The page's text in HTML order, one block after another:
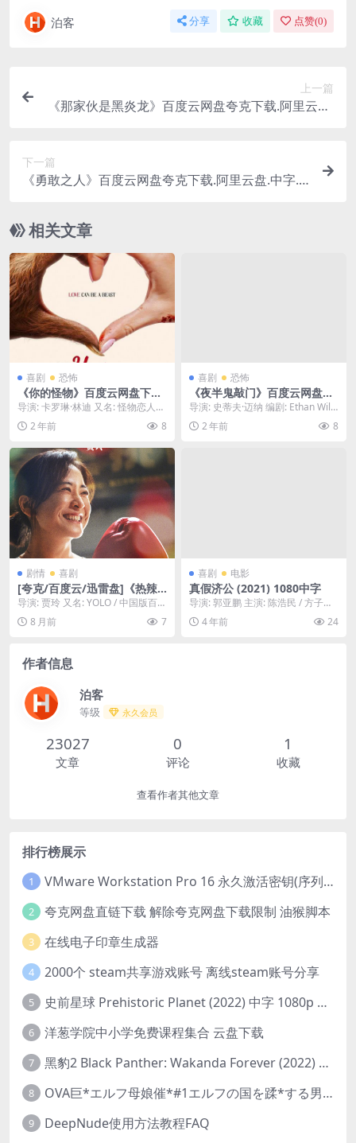
泊客 分享 收藏 点赞(0)
上一篇
《那家伙是黑炎龙》百度云网盘夸克下载.阿里云盘.
下一篇
《勇敢之人》百度云网盘夸克下载.阿里云盘.中字.(2
相关文章
喜剧 恐怖
《你的怪物》百度云网盘下载.
阿里云盘.英语中字.(2024)
导演: 卡罗琳·林迪 又名: 怪物恋人
(台) 资源下载：你的怪物下载阿里
云盘,百...
2 年前 8
喜剧 恐怖
《夜半鬼敲门》百度云网盘下
载.阿里云盘.英语中字.(1965)
导演: 史蒂夫·迈纳 编剧: Ethan Wile
y 资源下载：夜半鬼敲门下载阿...
2 年前 8
剧情 喜剧
[夸克/百度云/迅雷盘]《热辣
滚烫》-2024-4K HDR观众口
碑爆棚-剧情/喜剧[CN]
导演: 贾玲 又名: YOLO / 中国版百元
之恋 资源下载：热辣滚烫阿里云
盘,...8 月前 7
喜剧 电影
真假济公 (2021) 1080中字
导演: 郭亚鹏 主演: 陈浩民 / 方子怡 /
张梓璐 类型: 喜剧 / 动作 ...
4 年前 24
作者信息
泊客
等级 永久会员
23027
文章
0
评论
1
收藏
查看作者其他文章
排行榜展示
1 VMware Workstation Pro 16 永久激活密钥(序列号)
2 夸克网盘直链下载 解除夸克网盘下载限制 油猴脚本
3 在线电子印章生成器
4 2000个 steam共享游戏账号 离线steam账号分享
5 史前星球 Prehistoric Planet (2022) 中字 1080p 高清 阿里云盘 2022.5.27已更新全集
6 洋葱学院中小学免费课程集合 云盘下载
7 黑豹2 Black Panther: Wakanda Forever (2022) 高清版
8 OVA巨*エルフ母娘催*#1エルフの国を蹂*する男。汚された女王と姫
9 DeepNude使用方法教程FAQ